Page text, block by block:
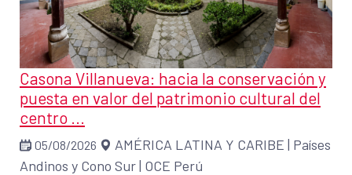
Casona Villanueva: hacia la conservación y
puesta en valor del patrimonio cultural del
centro ...
05/08/2026 AMÉRICA LATINA Y CARIBE | Países
Andinos y Cono Sur| OCE Perú